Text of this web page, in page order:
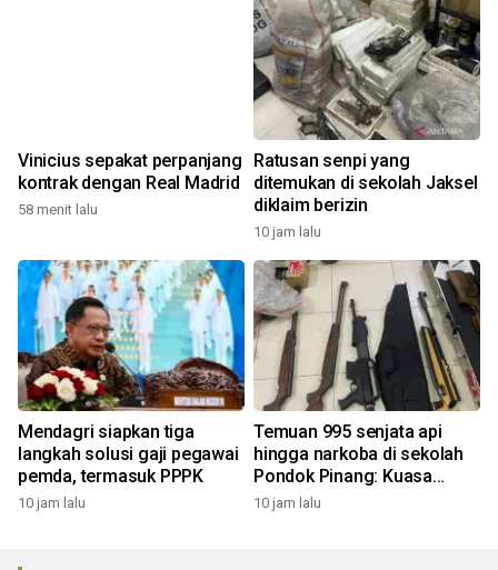
Vinicius sepakat perpanjang
kontrak dengan Real Madrid
58 menit lalu
Ratusan senpi yang
ditemukan di sekolah Jaksel
diklaim berizin
10 jam lalu
Mendagri siapkan tiga
langkah solusi gaji pegawai
pemda, termasuk PPPK
10 jam lalu
Temuan 995 senjata api
hingga narkoba di sekolah
Pondok Pinang: Kuasa
hukum desak polisi bongkar
10 jam lalu